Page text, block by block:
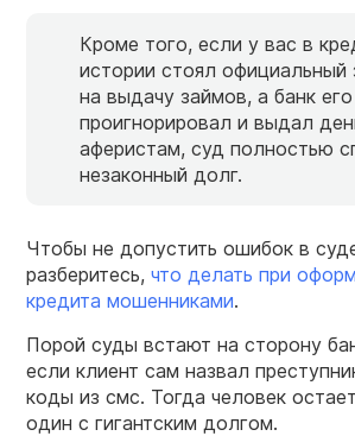
Кроме того, если у вас в
истории стоял официальный
на выдачу займов, а банк его
проигнорировал и выдал
аферистам, суд полностью
незаконный долг.
Чтобы не допустить ошибок в
разберитесь, что делать при
кредита мошенниками.
Порой суды встают на сторону
если клиент сам назвал
коды из смс. Тогда человек
один с гигантским долгом.